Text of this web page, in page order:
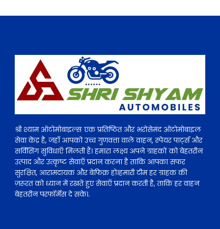
श्री श्याम ऑटोमोबाइल्स एक प्रतिष्ठित और भरोसेमंद ऑटोमोबाइल
सेवा केंद्र है, जहाँ आपको उच्च गुणवत्ता वाले वाहन, स्पेयर पार्ट्स और
सर्विसिंग सुविधाएँ मिलती हैं। हमारा लक्ष्य अपने ग्राहकों को बेहतरीन
उत्पाद और उत्कृष्ट सेवाएँ प्रदान करना है ताकि आपका सफर
सुरक्षित, आरामदायक और बेफिक्र हो।हमारी टीम हर ग्राहक की
ज़रूरत को ध्यान में रखते हुए सेवाएँ प्रदान करती है, ताकि हर वाहन
बेहतरीन परफॉर्मेंस दे सके।.